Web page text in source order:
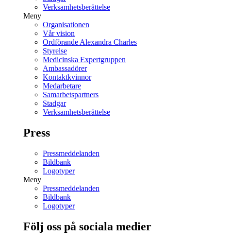
Verksamhetsberättelse
Meny
Organisationen
Vår vision
Ordförande Alexandra Charles
Styrelse
Medicinska Expertgruppen
Ambassadörer
Kontaktkvinnor
Medarbetare
Samarbetspartners
Stadgar
Verksamhetsberättelse
Press
Pressmeddelanden
Bildbank
Logotyper
Meny
Pressmeddelanden
Bildbank
Logotyper
Följ oss på sociala medier